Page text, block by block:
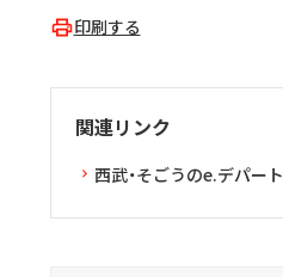
印刷する
関連リンク
西武・そごうのe.デパート